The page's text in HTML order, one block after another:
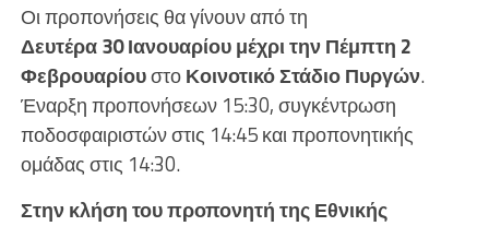
Οι προπονήσεις θα γίνουν από τη
Δευτέρα 30 Ιανουαρίου μέχρι την Πέμπτη 2
ΦεβρουαρίουστοΚοινοτικό Στάδιο Πυργών.
Έναρξη προπονήσεων 15:30, συγκέντρωση
ποδοσφαιριστών στις 14:45 και προπονητικής
ομάδας στις 14:30.
Στην κλήση του προπονητή της Εθνικής